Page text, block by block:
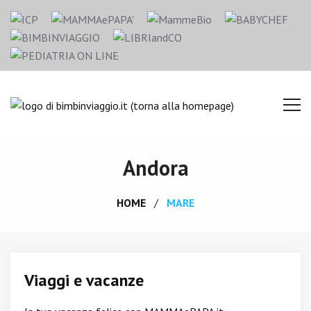
Andora
HOME MARE
Viaggi e vacanze